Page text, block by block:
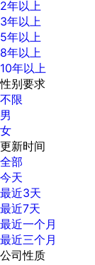
2年以上
3年以上
5年以上
8年以上
10年以上
性别要求
不限
男
女
更新时间
全部
今天
最近3天
最近7天
最近一个月
最近三个月
公司性质